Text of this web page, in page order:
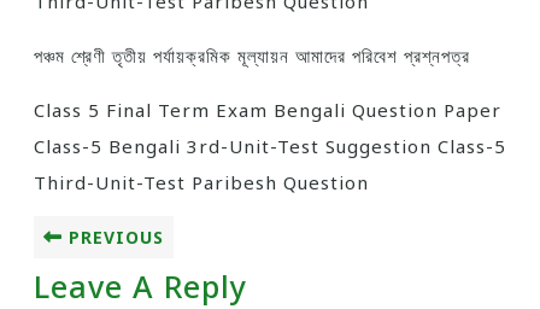
পঞ্চম শ্রেণী তৃতীয় পর্যায়ক্রমিক মূল্যায়ন আমাদের পরিবেশ প্রশ্নপত্র
Class 5 Final Term Exam Bengali Question Paper
Class-5 Bengali 3rd-Unit-Test Suggestion Class-5
Third-Unit-Test Paribesh Question
PREVIOUS
Leave A Reply